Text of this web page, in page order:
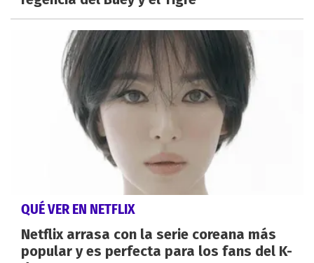
QUÉ VER EN NETFLIX
Netflix arrasa con la serie coreana más
popular y es perfecta para los fans del K-